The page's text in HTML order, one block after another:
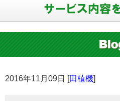
2016年11月09日 [田植機]